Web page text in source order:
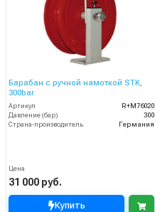
Барабан с ручной намоткой STK,
300bar
Артикул
R+M76020
Давление (бар)
300
Страна-производитель
Германия
Цена
31 000 руб.
Купить